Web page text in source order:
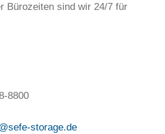
Bürozeiten sind wir 24/7 für
8800
storage.de